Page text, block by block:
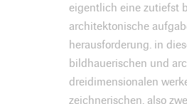
eigentlich eine zutiefst
architektonische
herausforderung. in
bildhauerischen und
dreidimensionalen
zeichnerischen, also